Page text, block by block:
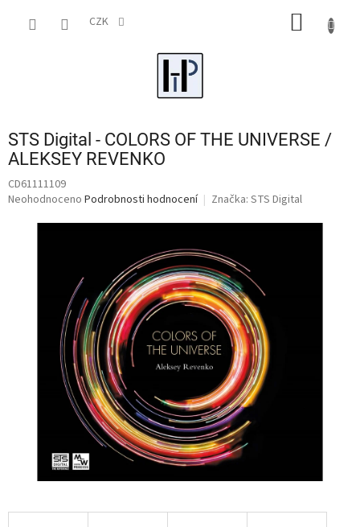
CZK
STS Digital - COLORS OF THE UNIVERSE /
ALEKSEY REVENKO
CD61111109
Průměrné
Neohodnoceno Podrobnosti hodnocení Značka: STS Digital